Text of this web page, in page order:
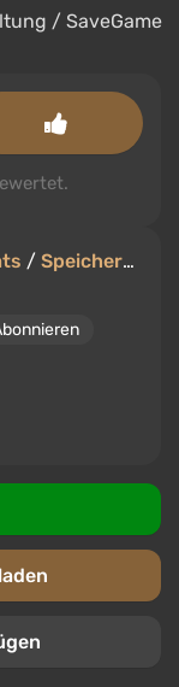
/ Speicherstände